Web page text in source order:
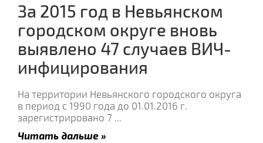
За 2015 год в Невьянском
городском округе вновь
выявлено 47 случаев ВИЧ-
инфицирования
На территории Невьянского городского округа
в период с 1990 года до 01.01.2016 г.
зарегистрировано 7 ...
Читать дальше »